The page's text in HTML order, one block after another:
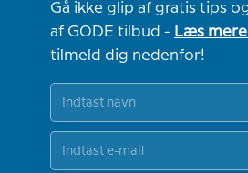
Gå ikke glip af gratis tips
af GODE tilbud - Læs
tilmeld dig nedenfor!